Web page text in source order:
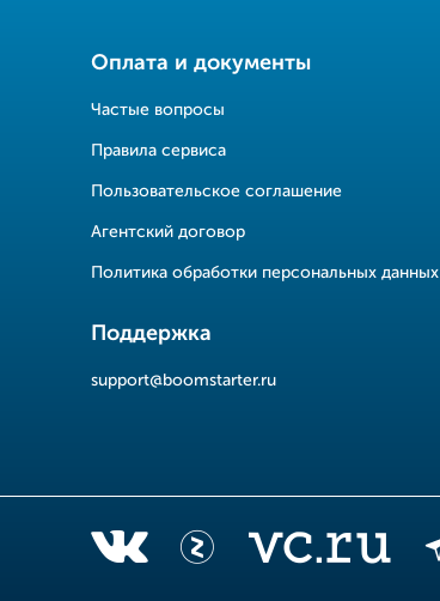
Оплата и документы
Частые вопросы
Правила сервиса
Пользовательское соглашение
Агентский договор
Политика обработки персональных данных
Поддержка
support@boomstarter.ru